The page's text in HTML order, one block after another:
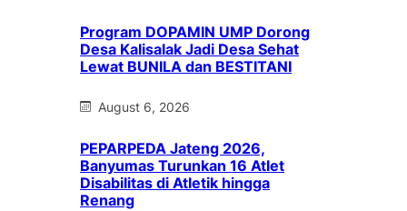
Program DOPAMIN UMP Dorong
Desa Kalisalak Jadi Desa Sehat
Lewat BUNILA dan BESTITANI
August 6, 2026
PEPARPEDA Jateng 2026,
Banyumas Turunkan 16 Atlet
Disabilitas di Atletik hingga
Renang